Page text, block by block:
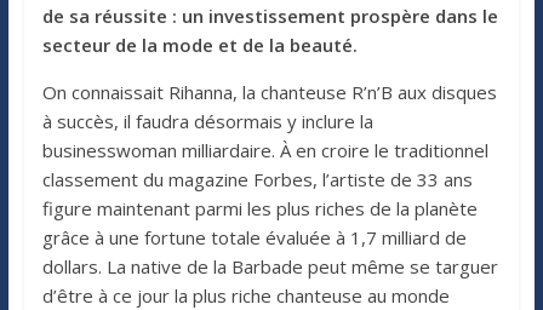
de sa réussite : un investissement prospère dans le
secteur de la mode et de la beauté.
On connaissait Rihanna, la chanteuse R’n’B aux disques
à succès, il faudra désormais y inclure la
businesswoman milliardaire. À en croire le traditionnel
classement du magazine Forbes, l’artiste de 33 ans
figure maintenant parmi les plus riches de la planète
grâce à une fortune totale évaluée à 1,7 milliard de
dollars. La native de la Barbade peut même se targuer
d’être à ce jour la plus riche chanteuse au monde